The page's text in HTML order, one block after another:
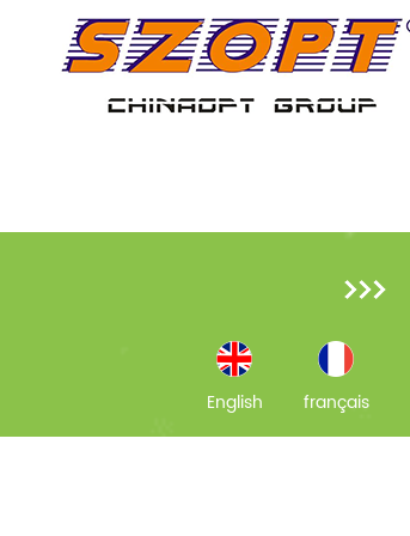
English français